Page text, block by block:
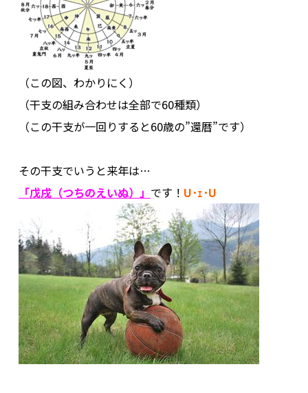
（この図、わかりにく）
（干支の組み合わせは全部で60種類）
（この干支が一回りすると60歳の”還暦”です）
その干支でいうと来年は…
「戊戌（つちのえいぬ）」 です！ U･ｪ･U